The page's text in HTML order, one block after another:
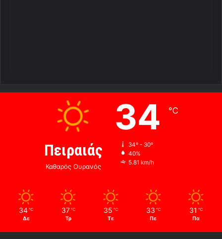
Πειραιάς
Καθαρός Ουρανός
34 ℃
34º - 30º
40%
5.81 km/h
34 ℃
Δε
37 ℃
Τρ
35 ℃
Τε
33 ℃
Πε
31 ℃
Πα